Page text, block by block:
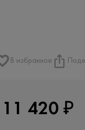
В избранное
11 420 ₽